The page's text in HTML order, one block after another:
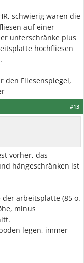
schwierig waren die
auf einer
unterschränke plus
hochfliesen
den Fliesenspiegel,
#13
vorher, das
hängeschränken ist
arbeitsplatte (85 o.
minus
legen, immer